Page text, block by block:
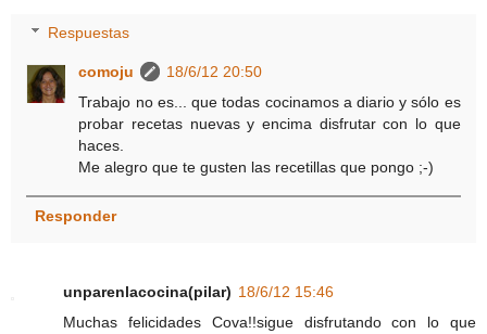
Respuestas
comoju
18/6/12 20:50
Trabajo no es... que todas cocinamos a diario y sólo es
probar recetas nuevas y encima disfrutar con lo que
haces.
Me alegro que te gusten las recetillas que pongo ;-)
Responder
unparenlacocina(pilar) 18/6/12 15:46
Muchas felicidades Cova!!sigue disfrutando con lo que